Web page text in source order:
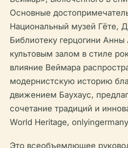
Основные
Национальный музей Гёте,
Библиотеку герцогини
культовым залом в стиле
влияние Веймара
модернистскую историю
движением Баухаус,
сочетание традиций и
World Heritage,
Это всеобъемлющее